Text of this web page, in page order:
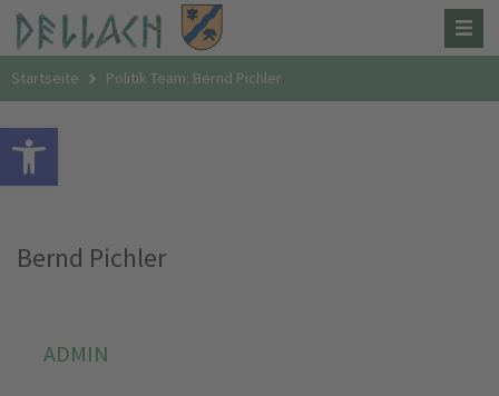
Open toolbar
Startseite Politik Team: Bernd Pichler
Bernd Pichler
ADMIN